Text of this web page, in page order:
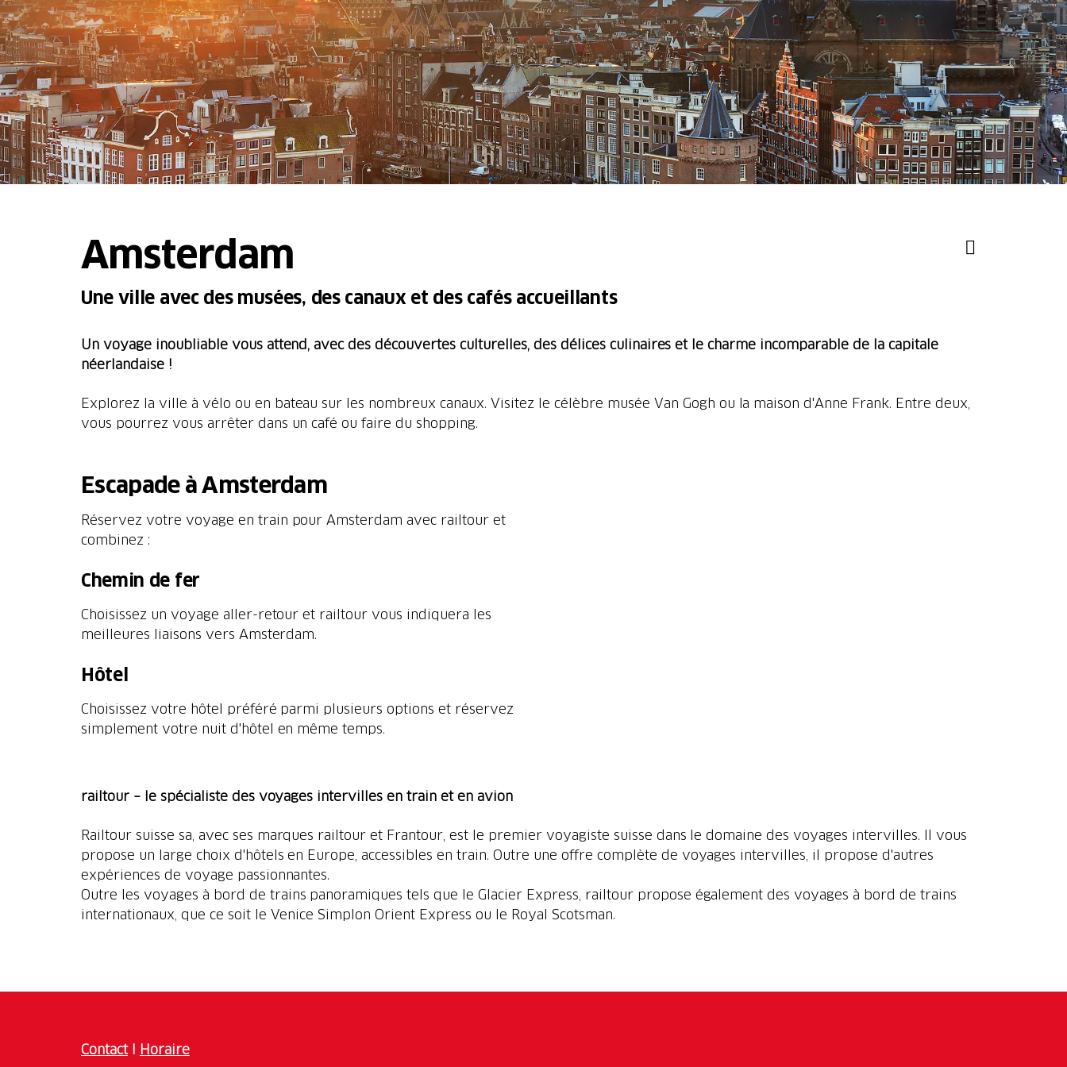
Amsterdam
Une ville avec des musées, des canaux et des cafés accueillants
Un voyage inoubliable vous attend, avec des découvertes culturelles, des délices culinaires et le charme incomparable de la capitale
néerlandaise !
Explorez la ville à vélo ou en bateau sur les nombreux canaux. Visitez le célèbre musée Van Gogh ou la maison d'Anne Frank. Entre deux,
vous pourrez vous arrêter dans un café ou faire du shopping.
Escapade à Amsterdam
Réservez votre voyage en train pour Amsterdam avec railtour et
combinez :
Chemin de fer
Choisissez un voyage aller-retour et railtour vous indiquera les
meilleures liaisons vers Amsterdam.
Hôtel
Choisissez votre hôtel préféré parmi plusieurs options et réservez
simplement votre nuit d'hôtel en même temps.
railtour – le spécialiste des voyages intervilles en train et en avion
Railtour suisse sa, avec ses marques railtour et Frantour, est le premier voyagiste suisse dans le domaine des voyages intervilles. Il vous
propose un large choix d'hôtels en Europe, accessibles en train. Outre une offre complète de voyages intervilles, il propose d'autres
expériences de voyage passionnantes.
Outre les voyages à bord de trains panoramiques tels que le Glacier Express, railtour propose également des voyages à bord de trains
internationaux, que ce soit le Venice Simplon Orient Express ou le Royal Scotsman.
ContactI Horaire